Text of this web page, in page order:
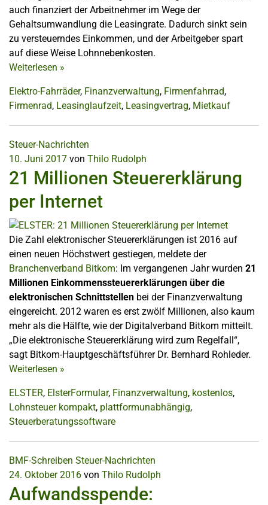
auch finanziert der Arbeitnehmer im Wege der
Gehaltsumwandlung die Leasingrate. Dadurch sinkt sein
zu versteuerndes Einkommen, und der Arbeitgeber spart
auf diese Weise Lohnnebenkosten.
Weiterlesen »
Elektro-Fahrräder, Finanzverwaltung, Firmenfahrrad,
Firmenrad, Leasinglaufzeit, Leasingvertrag, Mietkauf
Steuer-Nachrichten
10. Juni 2017 von Thilo Rudolph
21 Millionen Steuererklärung
per Internet
Die Zahl elektronischer Steuererklärungen ist 2016 auf
einen neuen Höchstwert gestiegen, meldete der
Branchenverband Bitkom: Im vergangenen Jahr wurden 21
Millionen Einkommenssteuererklärungen über die
elektronischen Schnittstellen bei der Finanzverwaltung
eingereicht. 2012 waren es erst zwölf Millionen, also kaum
mehr als die Hälfte, wie der Digitalverband Bitkom mitteilt.
„Die elektronische Steuererklärung wird zum Regelfall“,
sagt Bitkom-Hauptgeschäftsführer Dr. Bernhard Rohleder.
Weiterlesen »
ELSTER, ElsterFormular, Finanzverwaltung, kostenlos,
Lohnsteuer kompakt, plattformunabhängig,
Steuerberatungssoftware
BMF-Schreiben Steuer-Nachrichten
24. Oktober 2016 von Thilo Rudolph
Aufwandsspende: